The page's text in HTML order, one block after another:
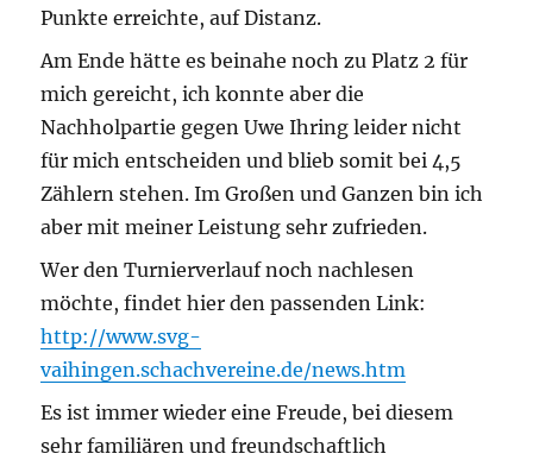
Punkte erreichte, auf Distanz.
Am Ende hätte es beinahe noch zu Platz 2 für
mich gereicht, ich konnte aber die
Nachholpartie gegen Uwe Ihring leider nicht
für mich entscheiden und blieb somit bei 4,5
Zählern stehen. Im Großen und Ganzen bin ich
aber mit meiner Leistung sehr zufrieden.
Wer den Turnierverlauf noch nachlesen
möchte, findet hier den passenden Link:
http://www.svg-
vaihingen.schachvereine.de/news.htm
Es ist immer wieder eine Freude, bei diesem
sehr familiären und freundschaftlich